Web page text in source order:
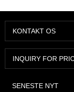
KONTAKT OS
INQUIRY FOR
SENESTE NYT